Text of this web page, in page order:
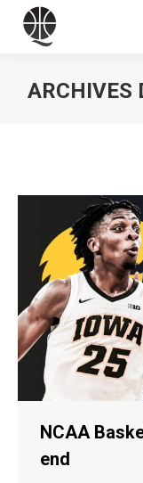
ARCHIVES
NCAA
end